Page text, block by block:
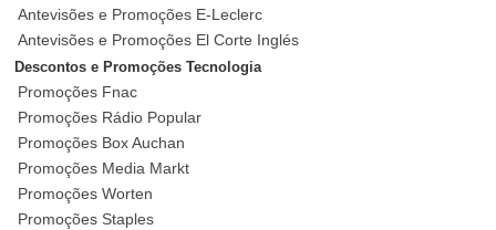
Antevisões e Promoções E-Leclerc
Antevisões e Promoções El Corte Inglés
Descontos e Promoções Tecnologia
Promoções Fnac
Promoções Rádio Popular
Promoções Box Auchan
Promoções Media Markt
Promoções Worten
Promoções Staples